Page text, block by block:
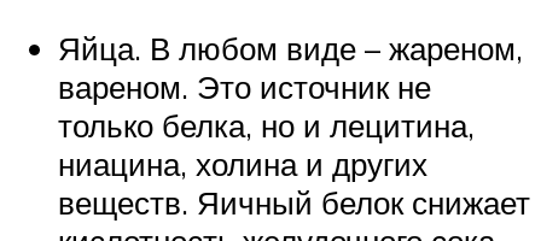
Яйца. В любом виде – жареном,
вареном. Это источник не
только белка, но и лецитина,
ниацина, холина и других
веществ. Яичный белок снижает